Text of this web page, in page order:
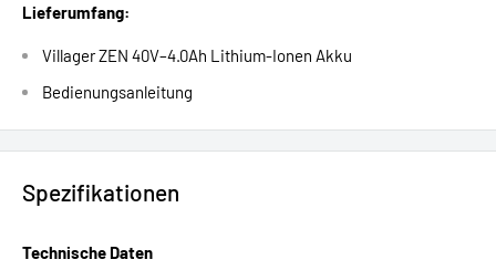
Lieferumfang:
Villager ZEN 40V–4.0Ah Lithium-Ionen Akku
Bedienungsanleitung
Spezifikationen
Technische Daten